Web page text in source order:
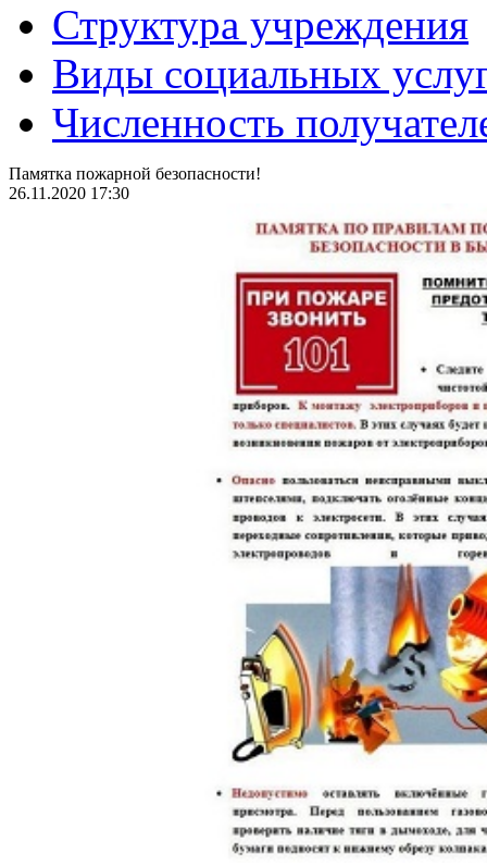
Структура учреждения
Виды социальных
Численность
Памятка пожарной безопасности!
26.11.2020 17:30